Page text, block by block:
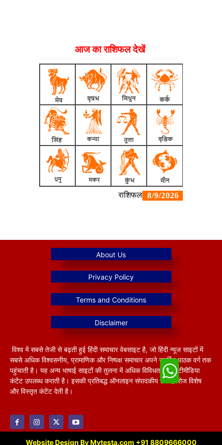
आज का राशिफल देखें
विश्व में सबसे तेजी से बढ़ती हुई हिंदी समाचार वेबसाइट है, जो हिंदी न्यूज साइटों में
सबसे अधिक विश्वसनीय, प्रामाणिक और निष्पक्ष समाचार अपने समर्पित पाठक वर्ग तक
पहुंचाती है। यह अन्य भाषाई साइटों की तुलना में अधिक विविधतापूर्ण मल्टीमीडिया
कंटेंट उपलब्ध कराती है। इसकी प्रतिबद्ध ऑनलाइन संपादकीय टीम हररोज विशेष
और विस्तृत कंटेंट देती है।
Website Design By Mytesta.com +91 8809666000